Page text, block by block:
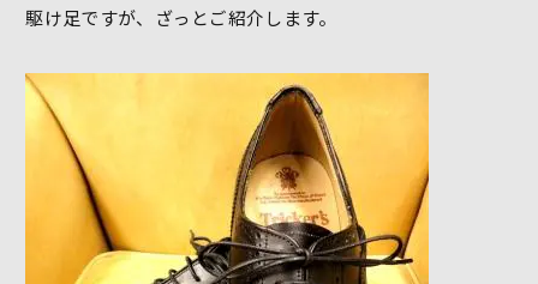
駆け足ですが、ざっとご紹介します。